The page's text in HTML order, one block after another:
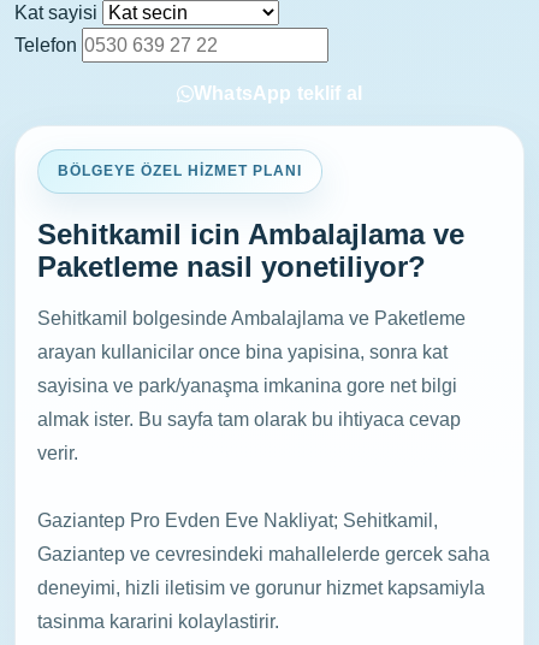
Kat sayisi
Telefon
WhatsApp teklif al
BÖLGEYE ÖZEL HIZMET PLANI
Sehitkamil icin Ambalajlama ve
Paketleme nasil yonetiliyor?
Sehitkamil bolgesinde Ambalajlama ve Paketleme
arayan kullanicilar once bina yapisina, sonra kat
sayisina ve park/yanaşma imkanina gore net bilgi
almak ister. Bu sayfa tam olarak bu ihtiyaca cevap
verir.
Gaziantep Pro Evden Eve Nakliyat; Sehitkamil,
Gaziantep ve cevresindeki mahallelerde gercek saha
deneyimi, hizli iletisim ve gorunur hizmet kapsamiyla
tasinma kararini kolaylastirir.